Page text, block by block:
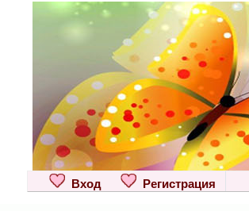
Вход Регистрация